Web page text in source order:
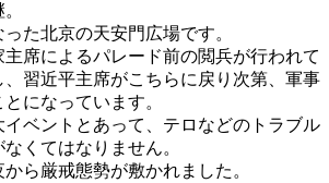
た北京の天安門広場です。
席によるパレード前の閲兵が行われて
習近平主席がこちらに戻り次第、軍事
になっています。
イベントとあって、テロなどのトラブル
くてはなりません。
ら厳戒態勢が敷かれました。